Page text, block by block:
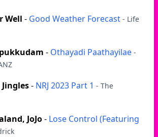
Well - Good Weather Forecast - Life
- Othayadi Paathayilae -
Jingles- NRJ 2023 Part 1 - The
JoJo- Lose Control (Featuring